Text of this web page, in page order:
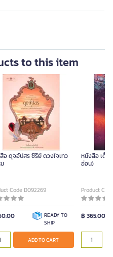
to this item
อ ดุจอัปสร ซีรีย์ ดวงใจเทว
Code D092269
READY TO
SHIP
ADD TO CART
หนังสือ เด็ก
อ่อน)
Product
฿ 365.00